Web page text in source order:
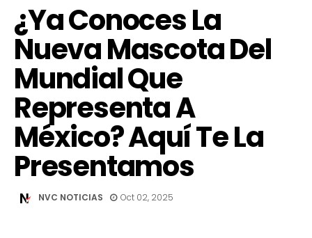
¿Ya Conoces La
Nueva Mascota Del
Mundial Que
Representa A
México? Aquí Te La
Presentamos
NVC NOTICIAS Oct 02, 2025